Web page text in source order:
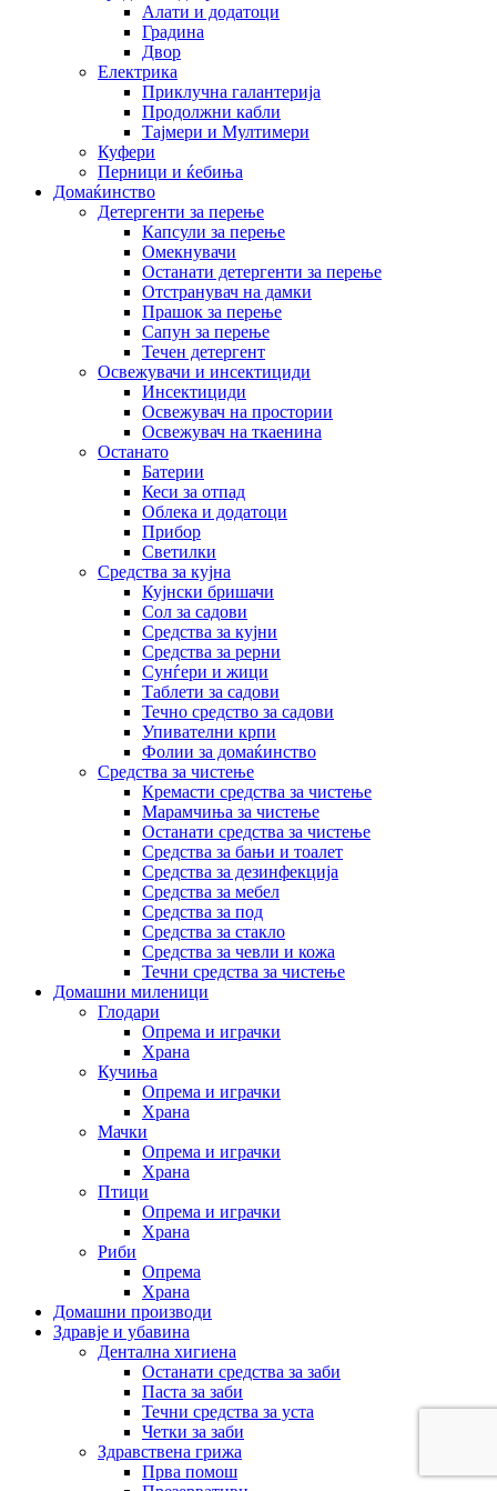
Алати и додатоци
Градина
Двор
Електрика
Приклучна галантерија
Продолжни кабли
Тајмери и Мултимери
Куфери
Перници и ќебиња
Домаќинство
Детергенти за перење
Капсули за перење
Омекнувачи
Останати детергенти за перење
Отстранувач на дамки
Прашок за перење
Сапун за перење
Течен детергент
Освежувачи и инсектициди
Инсектициди
Освежувач на простории
Освежувач на ткаенина
Останато
Батерии
Кеси за отпад
Облека и додатоци
Прибор
Светилки
Средства за кујна
Кујнски бришачи
Сол за садови
Средства за кујни
Средства за рерни
Сунѓери и жици
Таблети за садови
Течно средство за садови
Упивателни крпи
Фолии за домаќинство
Средства за чистење
Кремасти средства за чистење
Марамчиња за чистење
Останати средства за чистење
Средства за бањи и тоалет
Средства за дезинфекција
Средства за мебел
Средства за под
Средства за стакло
Средства за чевли и кожа
Течни средства за чистење
Домашни миленици
Глодари
Опрема и играчки
Храна
Кучиња
Опрема и играчки
Храна
Мачки
Опрема и играчки
Храна
Птици
Опрема и играчки
Храна
Риби
Опрема
Храна
Домашни производи
Здравје и убавина
Дентална хигиена
Останати средства за заби
Паста за заби
Течни средства за уста
Четки за заби
Здравствена грижа
Прва помош